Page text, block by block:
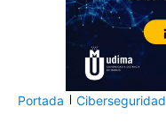
Portada Ciberseguridad